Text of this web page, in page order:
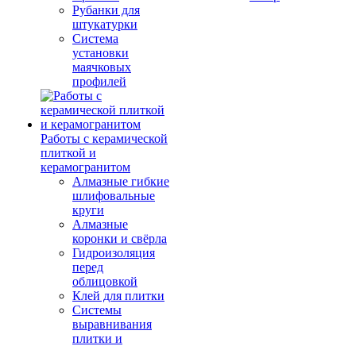
Рубанки для
штукатурки
Система
установки
маячковых
профилей
Работы с керамической
плиткой и
керамогранитом
Алмазные гибкие
шлифовальные
круги
Алмазные
коронки и свёрла
Гидроизоляция
перед
облицовкой
Клей для плитки
Системы
выравнивания
плитки и